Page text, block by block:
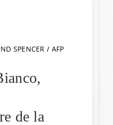
SPENCER / AFP
de la